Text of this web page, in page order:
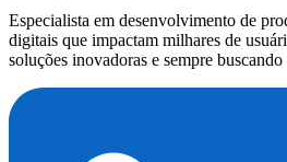
Especialista em desenvolvimento de
digitais que impactam milhares de
soluções inovadoras e sempre